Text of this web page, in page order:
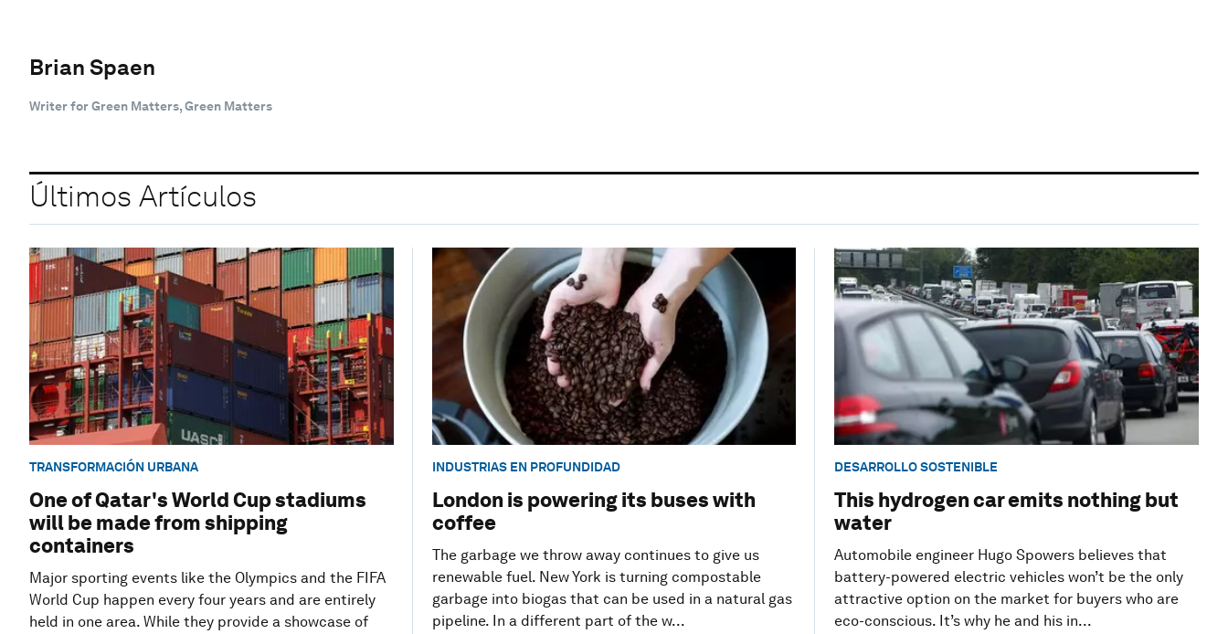
Brian Spaen
Writer for Green Matters, Green Matters
Últimos Artículos
TRANSFORMACIÓN URBANA
One of Qatar's World Cup stadiums
will be made from shipping
containers
Major sporting events like the Olympics and the FIFA
World Cup happen every four years and are entirely
held in one area. While they provide a showcase of
INDUSTRIAS EN PROFUNDIDAD
London is powering its buses with
coffee
The garbage we throw away continues to give us
renewable fuel. New York is turning compostable
garbage into biogas that can be used in a natural gas
pipeline. In a different part of the w...
DESARROLLO SOSTENIBLE
This hydrogen car emits nothing but
water
Automobile engineer Hugo Spowers believes that
battery-powered electric vehicles won’t be the only
attractive option on the market for buyers who are
eco-conscious. It’s why he and his in...